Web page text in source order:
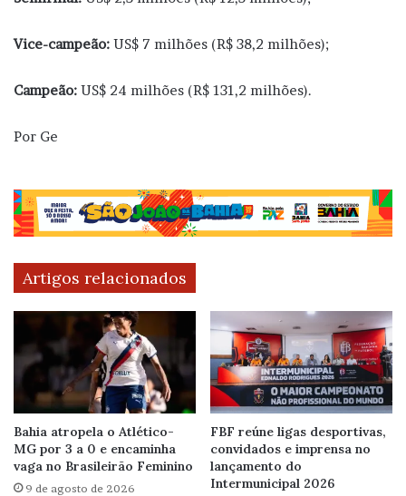
Vice-campeão: US$ 7 milhões (R$ 38,2 milhões);
Campeão: US$ 24 milhões (R$ 131,2 milhões).
Por Ge
Artigos relacionados
Bahia atropela o Atlético-
MG por 3 a 0 e encaminha
vaga no Brasileirão Feminino
9 de agosto de 2026
FBF reúne ligas desportivas,
convidados e imprensa no
lançamento do
Intermunicipal 2026